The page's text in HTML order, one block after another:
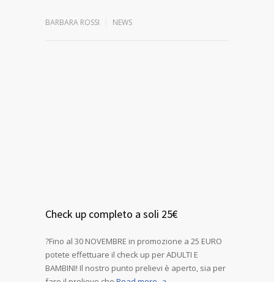
BARBARA ROSSI NEWS
Check up completo a soli 25€
?Fino al 30 NOVEMBRE in promozione a 25 EURO
potete effettuare il check up per ADULTI E
BAMBINI! Il nostro punto prelievi è aperto, sia per